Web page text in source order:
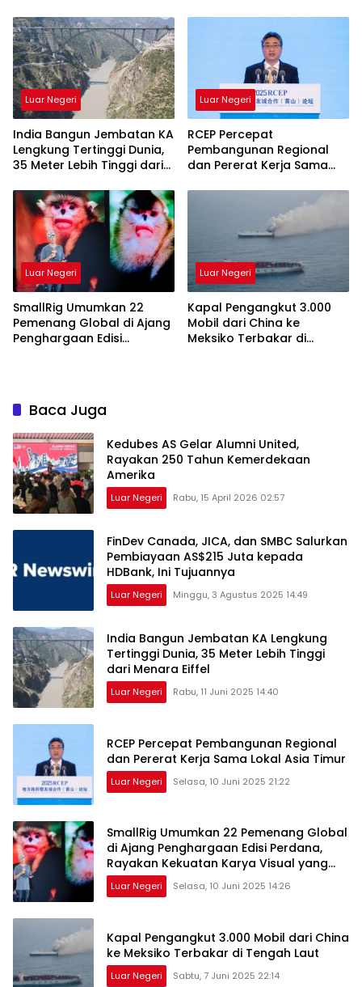
Tujuannya
Luar Negeri
India Bangun Jembatan KA
Lengkung Tertinggi Dunia,
35 Meter Lebih Tinggi dari
Luar Negeri
RCEP Percepat
Pembangunan Regional
dan Pererat Kerja Sama
Luar Negeri
SmallRig Umumkan 22
Pemenang Global di Ajang
Penghargaan Edisi
Luar Negeri
Kapal Pengangkut 3.000
Mobil dari China ke
Meksiko Terbakar di
Baca Juga
Kedubes AS Gelar Alumni United,
Rayakan 250 Tahun Kemerdekaan
Amerika
Luar Negeri Rabu, 15 April 2026 02:57
FinDev Canada, JICA, dan SMBC Salurkan
Pembiayaan AS$215 Juta kepada
HDBank, Ini Tujuannya
Luar Negeri Minggu, 3 Agustus 2025 14:49
India Bangun Jembatan KA Lengkung
Tertinggi Dunia, 35 Meter Lebih Tinggi
dari Menara Eiffel
Luar Negeri Rabu, 11 Juni 2025 14:40
RCEP Percepat Pembangunan Regional
dan Pererat Kerja Sama Lokal Asia Timur
Luar Negeri Selasa, 10 Juni 2025 21:22
SmallRig Umumkan 22 Pemenang Global
di Ajang Penghargaan Edisi Perdana,
Rayakan Kekuatan Karya Visual yang
Menginspirasi Dunia
Luar Negeri Selasa, 10 Juni 2025 14:26
Kapal Pengangkut 3.000 Mobil dari China
ke Meksiko Terbakar di Tengah Laut
Luar Negeri Sabtu, 7 Juni 2025 22:14